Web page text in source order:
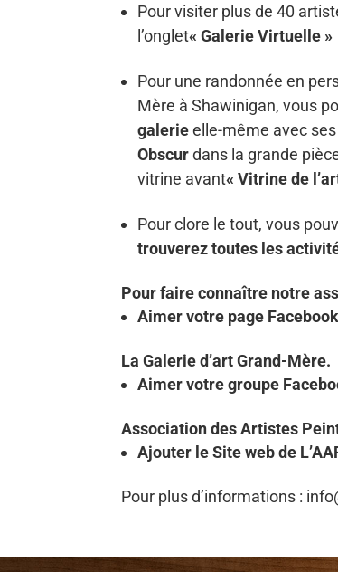
Pour visiter plus de 40
l’onglet« Galerie Virtuelle »
Pour une randonnée en
Mère à Shawinigan, vous
galerieelle-même avec
Obscurdans la grande
vitrine avant« Vitrine de
Pour clore le tout, vous
trouverez toutes les
Pour faire connaître notre
Aimer votre page
La Galerie d’art Grand-Mère.
Aimer votre groupe
Association des Artistes
Ajouter le Site web de
Pour plus d’informations :